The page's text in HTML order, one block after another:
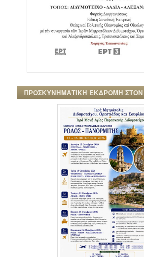
ΠΡΟΣΚΥΝΗΜΑΤΙΚΗ ΕΚΔΡΟΜΗ